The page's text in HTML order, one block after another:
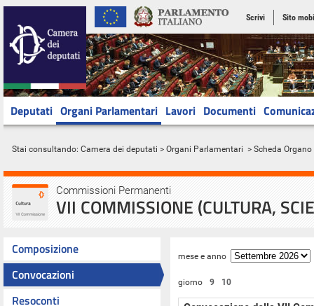
Scrivi Sito
Deputati Organi Parlamentari Lavori Documenti
Stai consultando: Camera dei deputati > Organi Parlamentari > Scheda Organo
Commissioni Permanenti
VII COMMISSIONE (CULTURA,
Composizione
Convocazioni
Resoconti
mese e anno
giorno 9 10